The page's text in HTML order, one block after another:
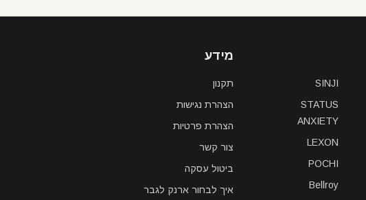
SINJI
STATUS
ANXIETY
LEXON
POCHI
Bellroy
מידע
תקנון
הצהרת נגישות
הצהרת פרטיות
צור קשר
ביטול עסקה
איך לבחור ארנק לגבר